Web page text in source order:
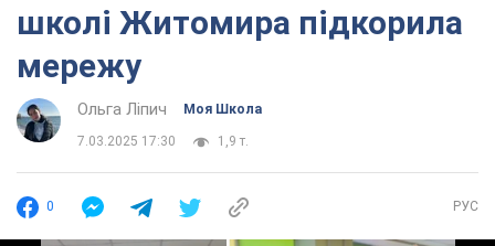
школі Житомира підкорила
мережу
Ольга Ліпич Моя Школа
7.03.2025 17:30 1,9 т.
0 РУС